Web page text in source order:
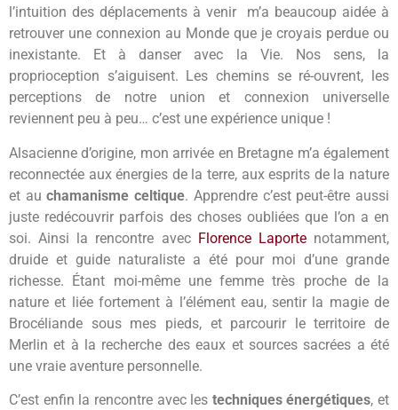
l’intuition des déplacements à venir m’a beaucoup aidée à
retrouver une connexion au Monde que je croyais perdue ou
inexistante. Et à danser avec la Vie. Nos sens, la
proprioception s’aiguisent. Les chemins se ré-ouvrent, les
perceptions de notre union et connexion universelle
reviennent peu à peu… c’est une expérience unique !
Alsacienne d’origine, mon arrivée en Bretagne m’a également
reconnectée aux énergies de la terre, aux esprits de la nature
et auchamanisme celtique. Apprendre c’est peut-être aussi
juste redécouvrir parfois des choses oubliées que l’on a en
soi. Ainsi la rencontre avec Florence Laportenotamment,
druide et guide naturaliste a été pour moi d’une grande
richesse. Étant moi-même une femme très proche de la
nature et liée fortement à l’élément eau, sentir la magie de
Brocéliande sous mes pieds, et parcourir le territoire de
Merlin et à la recherche des eaux et sources sacrées a été
une vraie aventure personnelle.
C’est enfin la rencontre avec les techniques énergétiques, et